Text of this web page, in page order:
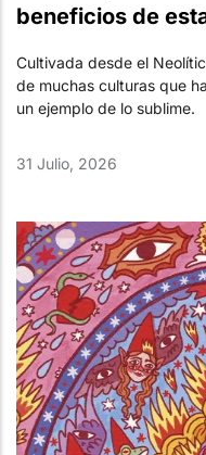
beneficios de
Cultivada desde el
de muchas culturas que
un ejemplo de lo sublime.
31 Julio, 2026